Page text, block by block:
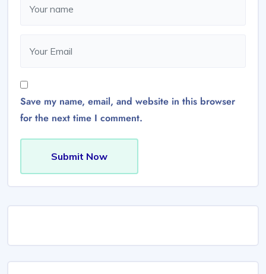
Save my name, email, and website in this browser
for the next time I comment.
Submit Now